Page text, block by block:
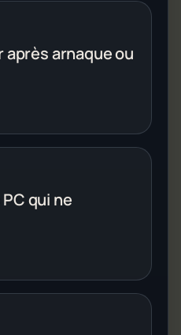
arnaque ou
qui ne